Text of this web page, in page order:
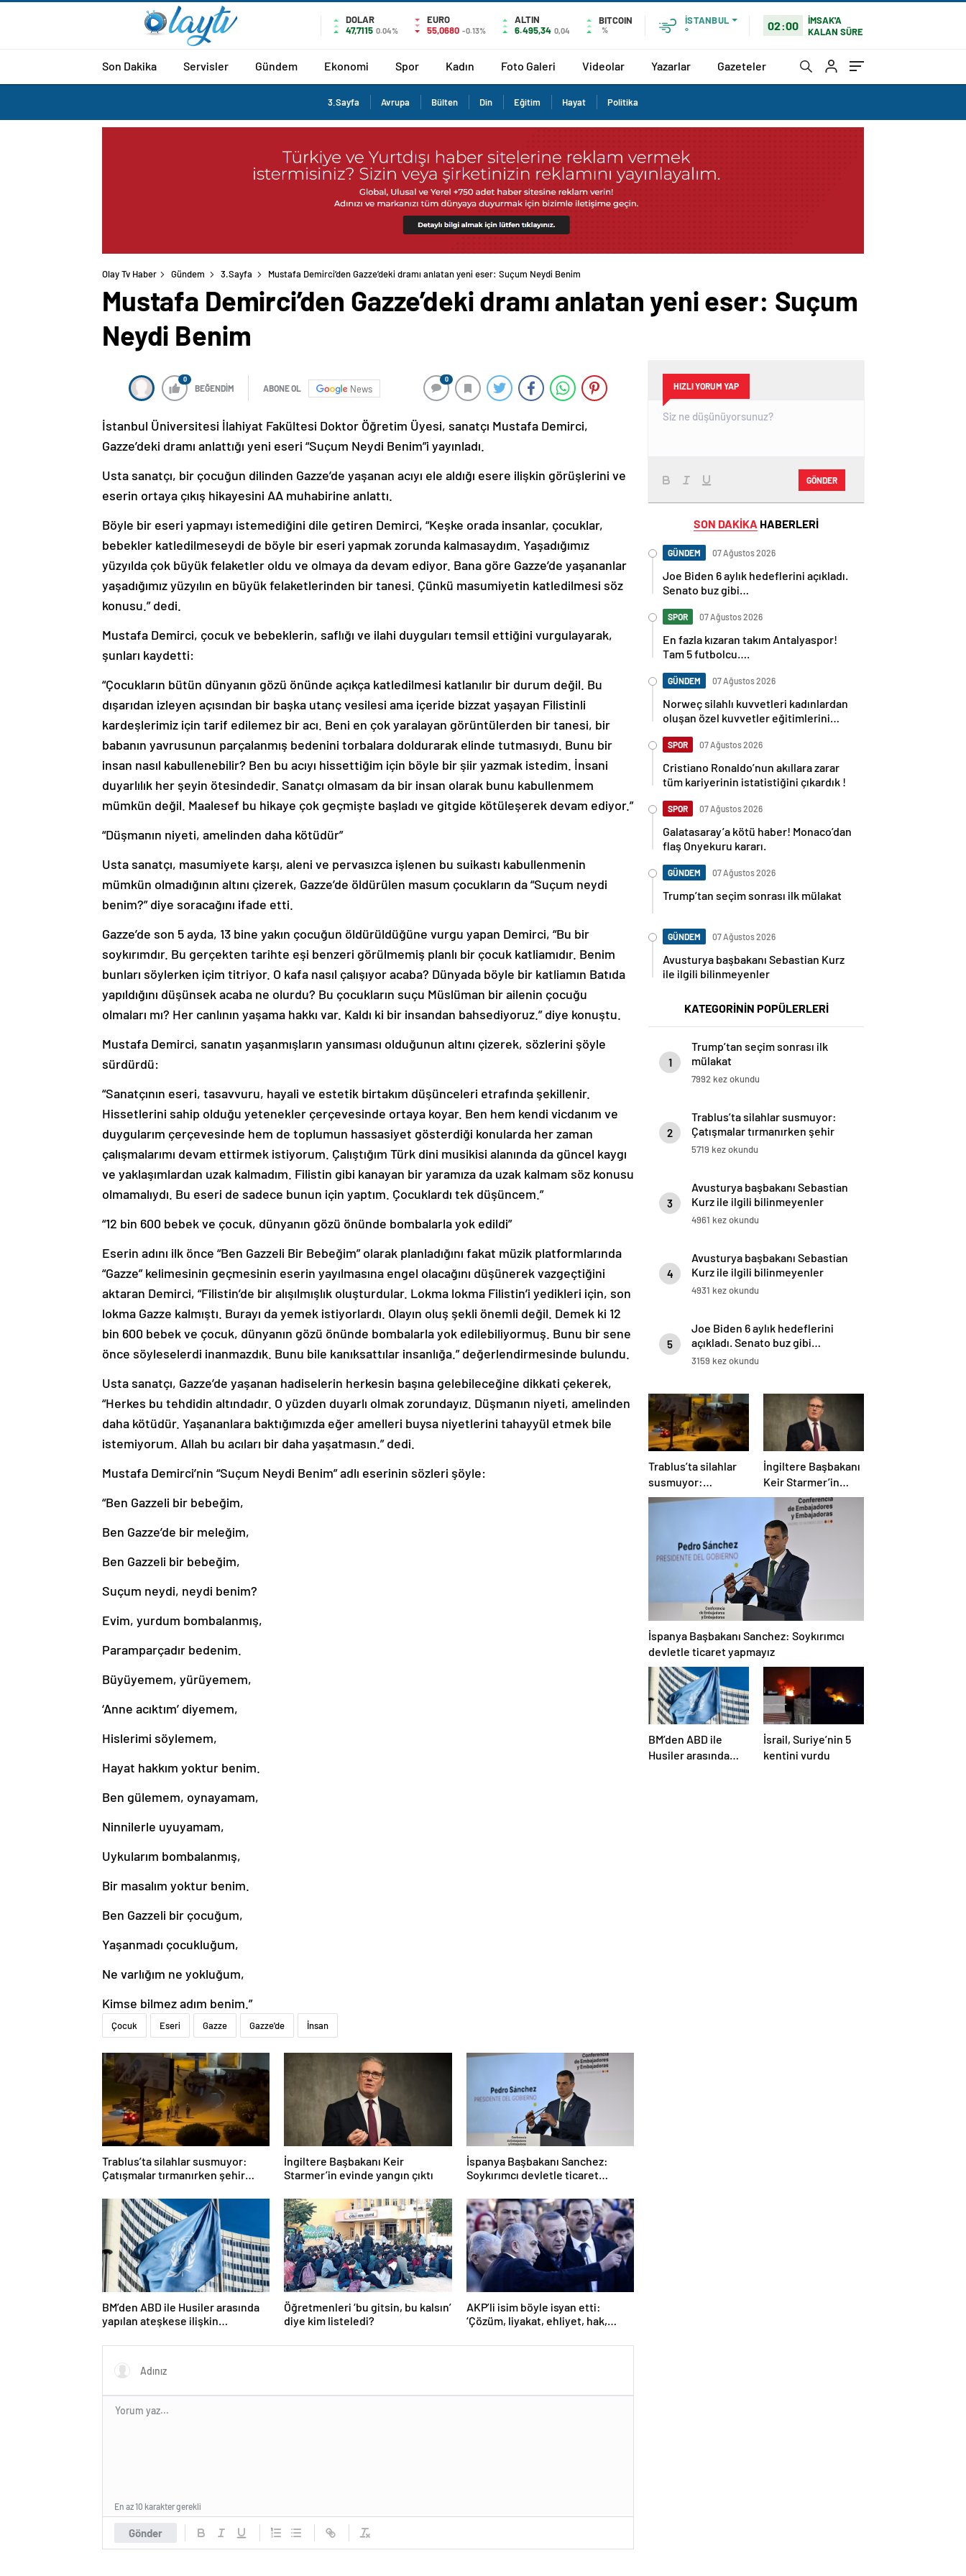
DOLAR
47,7115 0.04%
EURO
55,0680 -0.13%
ALTIN
6.495,34 0,04
BITCOIN
%
İSTANBUL
°
02:00
İMSAK'A
KALAN SÜRE
Son Dakika Servisler Gündem Ekonomi Spor Kadın Foto Galeri Videolar Yazarlar Gazeteler
3.Sayfa Avrupa Bülten Din Eğitim Hayat Politika
Olay Tv Haber Gündem 3.Sayfa Mustafa Demirci’den Gazze’deki dramı anlatan yeni eser: Suçum Neydi Benim
Mustafa Demirci’den Gazze’deki dramı anlatan yeni eser: Suçum
Neydi Benim
0
BEĞENDİM ABONE OL News
0
İstanbul Üniversitesi İlahiyat Fakültesi Doktor Öğretim Üyesi, sanatçı Mustafa Demirci,
Gazze’deki dramı anlattığı yeni eseri “Suçum Neydi Benim”i yayınladı.
Usta sanatçı, bir çocuğun dilinden Gazze’de yaşanan acıyı ele aldığı esere ilişkin görüşlerini ve
eserin ortaya çıkış hikayesini AA muhabirine anlattı.
Böyle bir eseri yapmayı istemediğini dile getiren Demirci, “Keşke orada insanlar, çocuklar,
bebekler katledilmeseydi de böyle bir eseri yapmak zorunda kalmasaydım. Yaşadığımız
yüzyılda çok büyük felaketler oldu ve olmaya da devam ediyor. Bana göre Gazze’de yaşananlar
yaşadığımız yüzyılın en büyük felaketlerinden bir tanesi. Çünkü masumiyetin katledilmesi söz
konusu.” dedi.
Mustafa Demirci, çocuk ve bebeklerin, saflığı ve ilahi duyguları temsil ettiğini vurgulayarak,
şunları kaydetti:
“Çocukların bütün dünyanın gözü önünde açıkça katledilmesi katlanılır bir durum değil. Bu
dışarıdan izleyen açısından bir başka utanç vesilesi ama içeride bizzat yaşayan Filistinli
kardeşlerimiz için tarif edilemez bir acı. Beni en çok yaralayan görüntülerden bir tanesi, bir
babanın yavrusunun parçalanmış bedenini torbalara doldurarak elinde tutmasıydı. Bunu bir
insan nasıl kabullenebilir? Ben bu acıyı hissettiğim için böyle bir şiir yazmak istedim. İnsani
duyarlılık her şeyin ötesindedir. Sanatçı olmasam da bir insan olarak bunu kabullenmem
mümkün değil. Maalesef bu hikaye çok geçmişte başladı ve gitgide kötüleşerek devam ediyor.”
“Düşmanın niyeti, amelinden daha kötüdür”
Usta sanatçı, masumiyete karşı, aleni ve pervasızca işlenen bu suikastı kabullenmenin
mümkün olmadığının altını çizerek, Gazze’de öldürülen masum çocukların da “Suçum neydi
benim?” diye soracağını ifade etti.
Gazze’de son 5 ayda, 13 bine yakın çocuğun öldürüldüğüne vurgu yapan Demirci, “Bu bir
soykırımdır. Bu gerçekten tarihte eşi benzeri görülmemiş planlı bir çocuk katliamıdır. Benim
bunları söylerken içim titriyor. O kafa nasıl çalışıyor acaba? Dünyada böyle bir katliamın Batıda
yapıldığını düşünsek acaba ne olurdu? Bu çocukların suçu Müslüman bir ailenin çocuğu
olmaları mı? Her canlının yaşama hakkı var. Kaldı ki bir insandan bahsediyoruz.” diye konuştu.
Mustafa Demirci, sanatın yaşanmışların yansıması olduğunun altını çizerek, sözlerini şöyle
sürdürdü:
“Sanatçının eseri, tasavvuru, hayali ve estetik birtakım düşünceleri etrafında şekillenir.
Hissetlerini sahip olduğu yetenekler çerçevesinde ortaya koyar. Ben hem kendi vicdanım ve
duygularım çerçevesinde hem de toplumun hassasiyet gösterdiği konularda her zaman
çalışmalarımı devam ettirmek istiyorum. Çalıştığım Türk dini musikisi alanında da güncel kaygı
ve yaklaşımlardan uzak kalmadım. Filistin gibi kanayan bir yaramıza da uzak kalmam söz konusu
olmamalıydı. Bu eseri de sadece bunun için yaptım. Çocuklardı tek düşüncem.”
“12 bin 600 bebek ve çocuk, dünyanın gözü önünde bombalarla yok edildi”
Eserin adını ilk önce “Ben Gazzeli Bir Bebeğim” olarak planladığını fakat müzik platformlarında
“Gazze” kelimesinin geçmesinin eserin yayılmasına engel olacağını düşünerek vazgeçtiğini
aktaran Demirci, “Filistin’de bir alışılmışlık oluşturdular. Lokma lokma Filistin’i yedikleri için, son
lokma Gazze kalmıştı. Burayı da yemek istiyorlardı. Olayın oluş şekli önemli değil. Demek ki 12
bin 600 bebek ve çocuk, dünyanın gözü önünde bombalarla yok edilebiliyormuş. Bunu bir sene
önce söyleselerdi inanmazdık. Bunu bile kanıksattılar insanlığa.” değerlendirmesinde bulundu.
Usta sanatçı, Gazze’de yaşanan hadiselerin herkesin başına gelebileceğine dikkati çekerek,
“Herkes bu tehdidin altındadır. O yüzden duyarlı olmak zorundayız. Düşmanın niyeti, amelinden
daha kötüdür. Yaşananlara baktığımızda eğer amelleri buysa niyetlerini tahayyül etmek bile
istemiyorum. Allah bu acıları bir daha yaşatmasın.” dedi.
Mustafa Demirci’nin “Suçum Neydi Benim” adlı eserinin sözleri şöyle:
“Ben Gazzeli bir bebeğim,
Ben Gazze’de bir meleğim,
Ben Gazzeli bir bebeğim,
Suçum neydi, neydi benim?
Evim, yurdum bombalanmış,
Paramparçadır bedenim.
Büyüyemem, yürüyemem,
‘Anne acıktım’ diyemem,
Hislerimi söylemem,
Hayat hakkım yoktur benim.
Ben gülemem, oynayamam,
Ninnilerle uyuyamam,
Uykularım bombalanmış,
Bir masalım yoktur benim.
Ben Gazzeli bir çocuğum,
Yaşanmadı çocukluğum,
Ne varlığım ne yokluğum,
Kimse bilmez adım benim.”
Çocuk Eseri Gazze Gazze'de İnsan
Trablus’ta silahlar susmuyor:
Çatışmalar tırmanırken şehir
İngiltere Başbakanı Keir
Starmer’in evinde yangın çıktı
İspanya Başbakanı Sanchez:
Soykırımcı devletle ticaret
BM’den ABD ile Husiler arasında
yapılan ateşkese ilişkin
Öğretmenleri ‘bu gitsin, bu kalsın’
diye kim listeledi?
AKP’li isim böyle isyan etti:
‘Çözüm, liyakat, ehliyet, hak,
Gönder
En az 10 karakter gerekli
HIZLI YORUM YAP
GÖNDER
SON DAKİKA HABERLERİ
GÜNDEM 07 Ağustos 2026
Joe Biden 6 aylık hedeflerini açıkladı.
Senato buz gibi…
SPOR 07 Ağustos 2026
En fazla kızaran takım Antalyaspor!
Tam 5 futbolcu….
GÜNDEM 07 Ağustos 2026
Norweç silahlı kuvvetleri kadınlardan
oluşan özel kuvvetler eğitimlerini
SPOR 07 Ağustos 2026
Cristiano Ronaldo’nun akıllara zarar
tüm kariyerinin istatistiğini çıkardık !
SPOR 07 Ağustos 2026
Galatasaray’a kötü haber! Monaco’dan
flaş Onyekuru kararı.
GÜNDEM 07 Ağustos 2026
Trump’tan seçim sonrası ilk mülakat
GÜNDEM 07 Ağustos 2026
Avusturya başbakanı Sebastian Kurz
ile ilgili bilinmeyenler
KATEGORİNİN POPÜLERLERİ
1
Trump’tan seçim sonrası ilk
mülakat
7992 kez okundu
2
Trablus’ta silahlar susmuyor:
Çatışmalar tırmanırken şehir
alarmda
5719 kez okundu
3
Avusturya başbakanı Sebastian
Kurz ile ilgili bilinmeyenler
4961 kez okundu
4
Avusturya başbakanı Sebastian
Kurz ile ilgili bilinmeyenler
4931 kez okundu
5
Joe Biden 6 aylık hedeflerini
açıkladı. Senato buz gibi…
3159 kez okundu
Trablus’ta silahlar
susmuyor:
Çatışmalar
İngiltere Başbakanı
Keir Starmer’in
evinde yangın çıktı
İspanya Başbakanı Sanchez: Soykırımcı
devletle ticaret yapmayız
BM’den ABD ile
Husiler arasında
İsrail, Suriye’nin 5
kentini vurdu